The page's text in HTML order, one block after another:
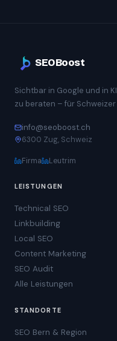
SEOBoost
Sichtbar in Google und in
zu beraten – für
info@seoboost.ch
6300 Zug, Schweiz
Firma Leutrim
LEISTUNGEN
Technical SEO
Linkbuilding
Local SEO
Content Marketing
SEO Audit
Alle Leistungen
STANDORTE
SEO Bern & Region